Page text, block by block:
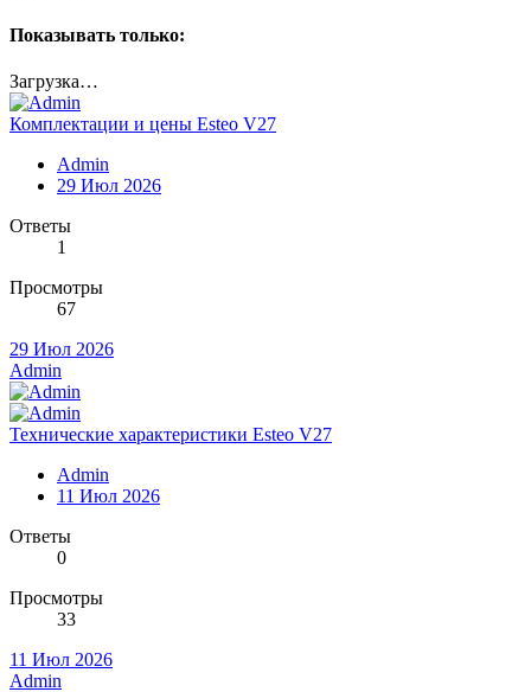
Показывать только:
Загрузка…
Комплектации и цены Esteo V27
Admin
29 Июл 2026
Ответы
1
Просмотры
67
29 Июл 2026
Admin
Технические характеристики Esteo V27
Admin
11 Июл 2026
Ответы
0
Просмотры
33
11 Июл 2026
Admin